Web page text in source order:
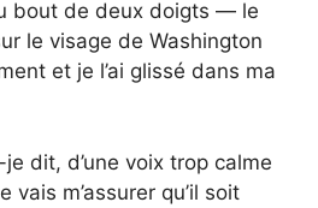
bout de deux doigts — le
le visage de Washington
et je l’ai glissé dans ma
dit, d’une voix trop calme
vais m’assurer qu’il soit